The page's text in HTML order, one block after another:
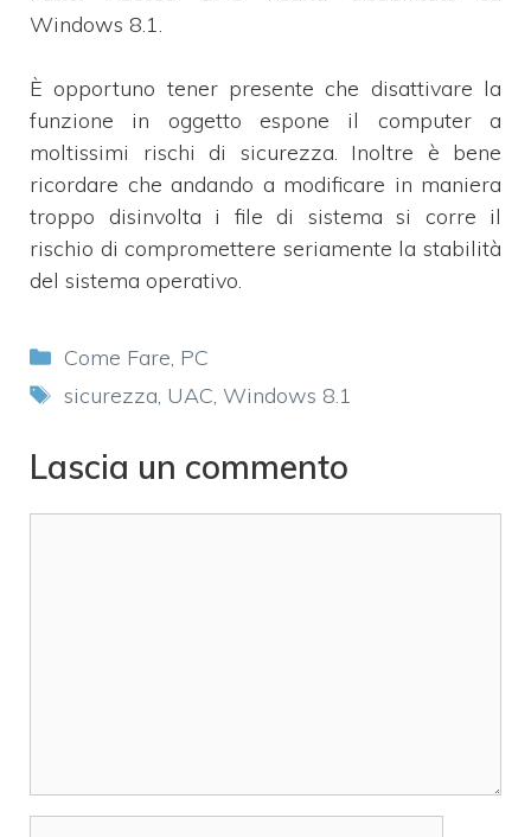
Windows 8.1.
È opportuno tener presente che disattivare la
funzione in oggetto espone il computer a
moltissimi rischi di sicurezza. Inoltre è bene
ricordare che andando a modificare in maniera
troppo disinvolta i file di sistema si corre il
rischio di compromettere seriamente la stabilità
del sistema operativo.
Categorie
Come Fare, PC
Tag
sicurezza, UAC, Windows 8.1
Lascia un commento